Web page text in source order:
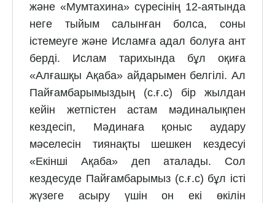
және «Мумтахина» сүресінің 12-аятында
неге тыйым салынған болса, соны
істемеуге және Исламға адал болуға ант
берді. Ислам тарихында бұл оқиға
«Алғашқы Ақаба» айдарымен белгілі. Ал
Пайғамбарымыздың (с.ғ.с) бір жылдан
кейін жетпістен астам мәдиналықпен
кездесіп, Мәдинаға қоныс аудару
мәселесін тиянақты шешкен кездесуі
«Екінші Ақаба» деп аталады. Сол
кездесуде Пайғамбарымыз (с.ғ.с) бұл істі
жүзеге асыру үшін он екі өкілін